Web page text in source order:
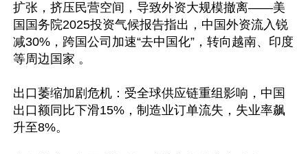
扩张，挤压民营空间，导致外资大规模撤离——美
国国务院2025投资气候报告指出，中国外资流入锐
减30%，跨国公司加速“去中国化”，转向越南、印度
等周边国家 。
出口萎缩加剧危机：受全球供应链重组影响，中国
出口额同比下滑15%，制造业订单流失，失业率飙
升至8%。